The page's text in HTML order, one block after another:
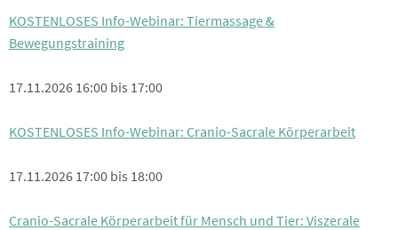
KOSTENLOSES Info-Webinar: Tiermassage &
Bewegungstraining
17.11.2026 16:00 bis 17:00
KOSTENLOSES Info-Webinar: Cranio-Sacrale Körperarbeit
17.11.2026 17:00 bis 18:00
Cranio-Sacrale Körperarbeit für Mensch und Tier: Viszerale